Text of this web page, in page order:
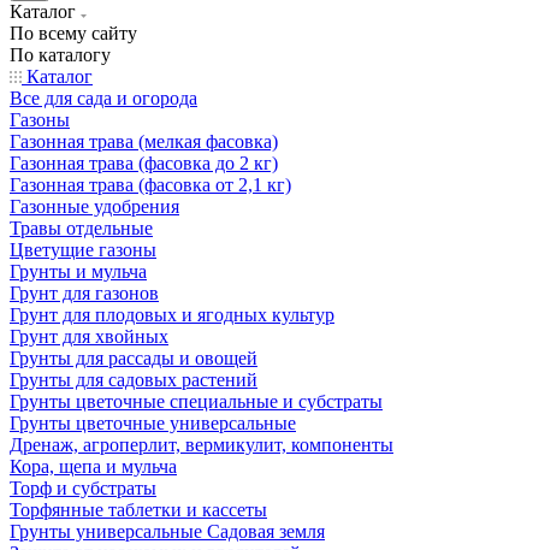
Каталог
По всему сайту
По каталогу
Каталог
Все для сада и огорода
Газоны
Газонная трава (мелкая фасовка)
Газонная трава (фасовка до 2 кг)
Газонная трава (фасовка от 2,1 кг)
Газонные удобрения
Травы отдельные
Цветущие газоны
Грунты и мульча
Грунт для газонов
Грунт для плодовых и ягодных культур
Грунт для хвойных
Грунты для рассады и овощей
Грунты для садовых растений
Грунты цветочные специальные и субстраты
Грунты цветочные универсальные
Дренаж, агроперлит, вермикулит, компоненты
Кора, щепа и мульча
Торф и субстраты
Торфянные таблетки и кассеты
Грунты универсальные Садовая земля